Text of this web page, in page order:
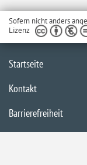
Sofern nicht anders
Lizenz
Startseite
Kontakt
Barrierefreiheit